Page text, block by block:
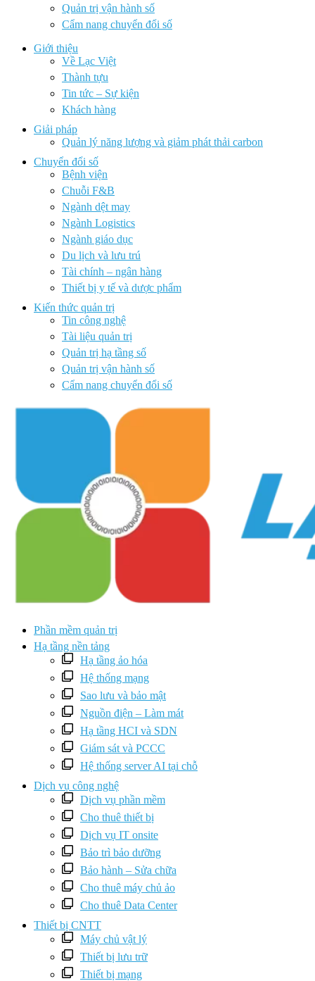
Quản trị vận hành số
Cẩm nang chuyển đổi số
Giới thiệu
Về Lạc Việt
Thành tựu
Tin tức – Sự kiện
Khách hàng
Giải pháp
Quản lý năng lượng và giảm phát thải carbon
Chuyển đổi số
Bệnh viện
Chuỗi F&B
Ngành dệt may
Ngành Logistics
Ngành giáo dục
Du lịch và lưu trú
Tài chính – ngân hàng
Thiết bị y tế và dược phẩm
Kiến thức quản trị
Tin công nghệ
Tài liệu quản trị
Quản trị hạ tầng số
Quản trị vận hành số
Cẩm nang chuyển đổi số
Phần mềm quản trị
Hạ tầng nền tảng
Hạ tầng ảo hóa
Hệ thống mạng
Sao lưu và bảo mật
Nguồn điện – Làm mát
Hạ tầng HCI và SDN
Giám sát và PCCC
Hệ thống server AI tại chỗ
Dịch vụ công nghệ
Dịch vụ phần mềm
Cho thuê thiết bị
Dịch vụ IT onsite
Bảo trì bảo dưỡng
Bảo hành – Sửa chữa
Cho thuê máy chủ ảo
Cho thuê Data Center
Thiết bị CNTT
Máy chủ vật lý
Thiết bị lưu trữ
Thiết bị mạng